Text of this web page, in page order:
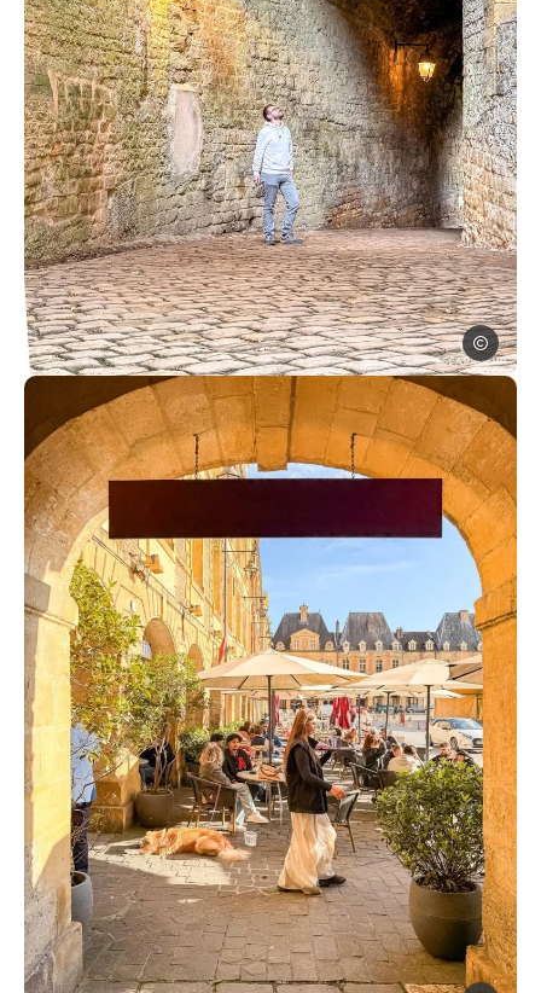
Photo, © Escapadeur